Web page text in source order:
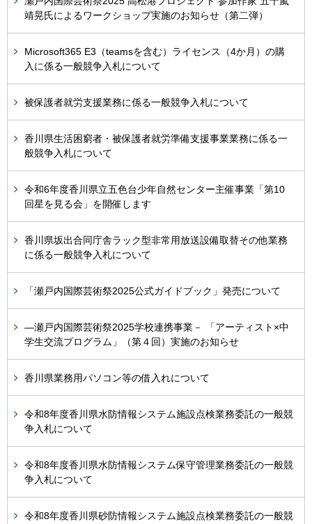
靖晃氏によるワークショップ実施のお知らせ（第二弾）
Microsoft365 E3（teamsを含む）ライセンス（4か月）の購
入に係る一般競争入札について
被保護者就労支援業務に係る一般競争入札について
香川県生活困窮者・被保護者就労準備支援事業業務に係る一
般競争入札について
令和6年度香川県立五色台少年自然センター主催事業「第10
回星を見る会」を開催します
香川県坂出合同庁舎ラック型非常用放送設備取替その他業務
に係る一般競争入札について
「瀬戸内国際芸術祭2025公式ガイドブック」発売について
―瀬戸内国際芸術祭2025学校連携事業－ 「アーティスト×中
学生交流プログラム」（第４回）実施のお知らせ
香川県業務用パソコン等の借入れについて
令和8年度香川県水防情報システム施設点検業務委託の一般競
争入札について
令和8年度香川県水防情報システム保守管理業務委託の一般競
争入札について
令和8年度香川県砂防情報システム施設点検業務委託の一般競